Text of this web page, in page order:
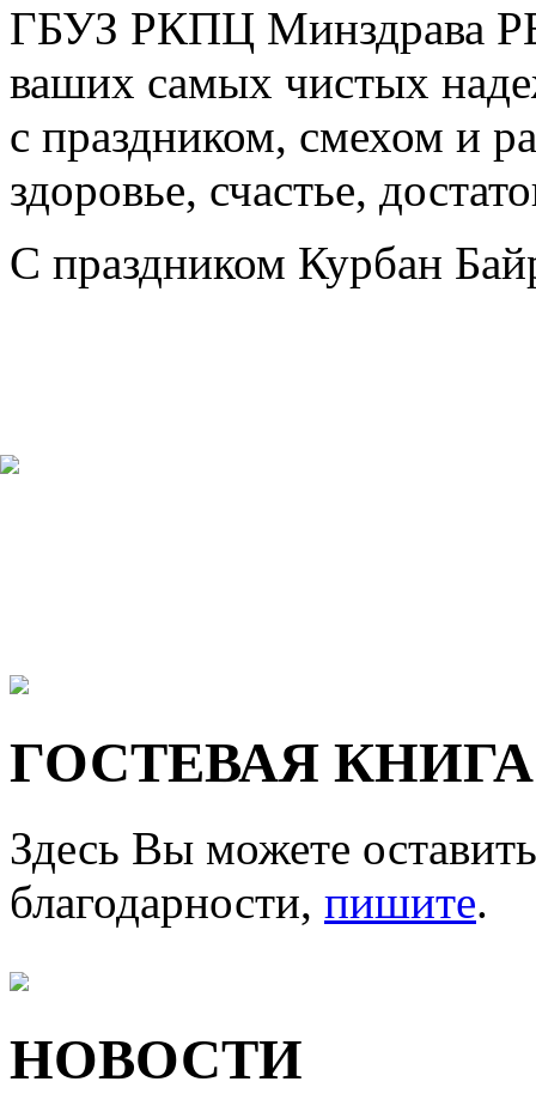
ГБУЗ РКПЦ Минздрава РБ
ваших самых чистых
с праздником, смехом и
здоровье, счастье,
С праздником Курбан
ГОСТЕВАЯ КНИГА
Здесь Вы можете
благодарности, пишите.
НОВОСТИ